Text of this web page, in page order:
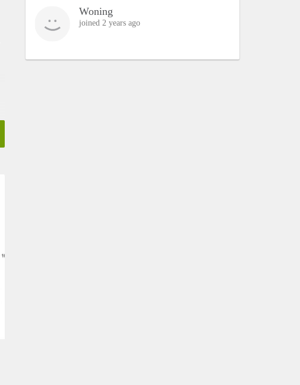
Woning
joined 2 years ago